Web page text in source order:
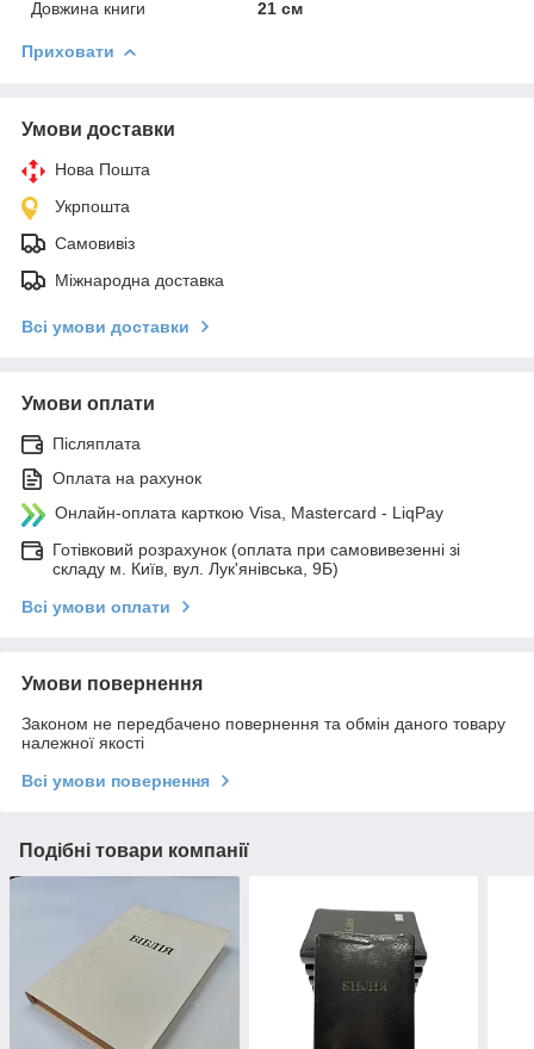
Довжина книги
21 см
Приховати
Умови доставки
Нова Пошта
Укрпошта
Самовивіз
Міжнародна доставка
Всі умови доставки
Умови оплати
Післяплата
Оплата на рахунок
Онлайн-оплата карткою Visa, Mastercard - LiqPay
Готівковий розрахунок (оплата при самовивезенні зі
складу м. Київ, вул. Лук'янівська, 9Б)
Всі умови оплати
Умови повернення
Законом не передбачено повернення та обмін даного товару
належної якості
Всі умови повернення
Подібні товари компанії